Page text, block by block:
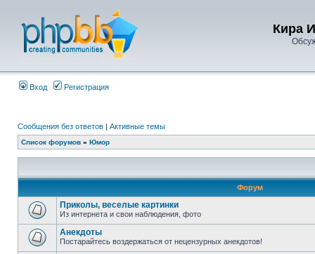
Кира
Вход Регистрация
Сообщения без ответов | Активные темы
Список форумов » Юмор
Форум
Приколы, веселые картинки
Из интернета и свои наблюдения, фото
Анекдоты
Постарайтесь воздержаться от нецензурных анекдотов!